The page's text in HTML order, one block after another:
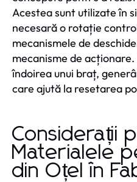
Acestea sunt utilizate în
necesară o rotație
mecanismele de
mecanisme de
îndoirea unui braț,
care ajută la resetarea
Considerații
Materialele
din Oțel în